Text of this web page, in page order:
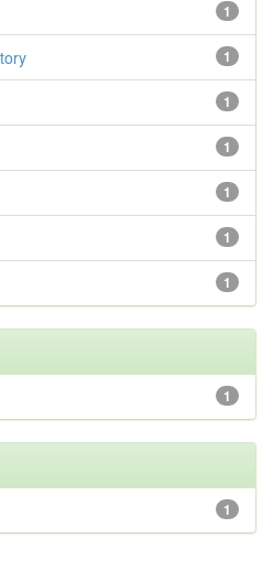
1
1
1
1
1
1
1
1
1